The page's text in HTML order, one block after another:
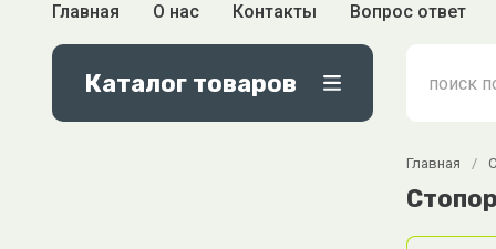
Главная О нас Контакты Вопрос ответ
Каталог товаров
Главная /